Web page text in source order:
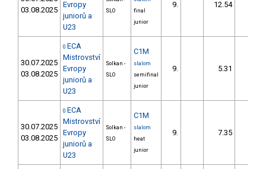
03.08.2025
Evropy
juniorů a
U23
SLO
final
junior
9. 12.54
30.07.2025
03.08.2025
0 ECA
Mistrovství
Evropy
juniorů a
U23
Solkan -
SLO
C1M
slalom
semifinal
junior
9. 5.31
30.07.2025
03.08.2025
0 ECA
Mistrovství
Evropy
juniorů a
U23
Solkan -
SLO
C1M
slalom
heat
junior
9. 7.35